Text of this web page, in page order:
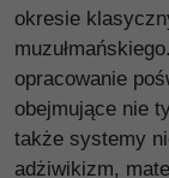
okresie
opracowanie
obejmujące nie
także systemy
adżiwikizm,